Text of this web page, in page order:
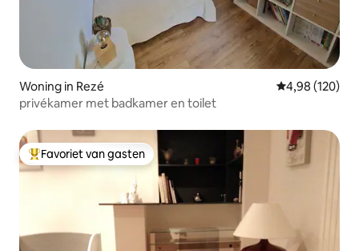
Woning in Rezé Gemiddelde
4,98 (120)
privékamer met badkamer en toilet
Topfavoriet van gasten
Favoriet van gasten